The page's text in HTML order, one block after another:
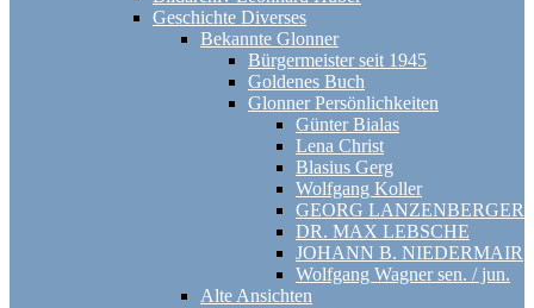
Geschichte Diverses
Bekannte Glonner
Bürgermeister seit 1945
Goldenes Buch
Glonner Persönlichkeiten
Günter Bialas
Lena Christ
Blasius Gerg
Wolfgang Koller
GEORG LANZENBERGER
DR. MAX LEBSCHE
JOHANN B. NIEDERMAIR
Wolfgang Wagner sen. / jun.
Alte Ansichten